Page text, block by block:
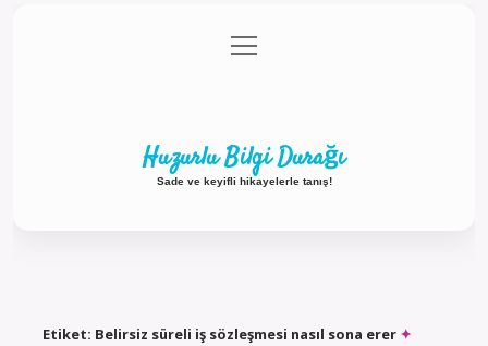
Gizlilik Politikası
menüyü
aç
Huzurlu Bilgi Durağı
Sade ve keyifli hikayelerle tanış!
Etiket: Belirsiz süreli iş sözleşmesi nasıl sona erer